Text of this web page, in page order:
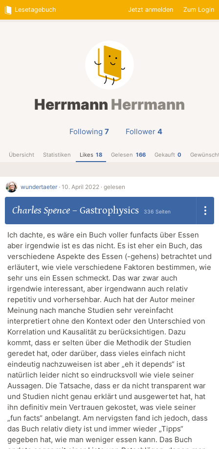
Lesetagebuch Jetzt anmelden Zum Login
Herrmann Herrmann
Following 7 Follower 4
Übersicht Statistiken Likes 18 Gelesen 166 Gekauft 0
wundertaeter · 10. April 2022 · gelesen
Charles Spence– Gastrophysics 336 Seiten
Ich dachte, es wäre ein Buch voller funfacts über Essen
aber irgendwie ist es das nicht. Es ist eher ein Buch, das
verschiedene Aspekte des Essen (-gehens) betrachtet und
erläutert, wie viele verschiedene Faktoren bestimmen, wie
sehr uns ein Essen schmeckt. Das war zwar auch
irgendwie interessant, aber irgendwann auch relativ
repetitiv und vorhersehbar. Auch hat der Autor meiner
Meinung nach manche Studien sehr vereinfacht
interpretiert ohne den Kontext oder den Unterschied von
Korrelation und Kausalität zu berücksichtigen. Dazu
kommt, dass er selten über die Methodik der Studien
geredet hat, oder darüber, dass vieles einfach nicht
eindeutig nachzuweisen ist aber „eh it depends“ ist
natürlich leider nicht so eindrucksvoll wie viele seiner
Aussagen. Die Tatsache, dass er da nicht transparent war
und Studien nicht genau erklärt und ausgewertet hat, hat
ihn definitiv mein Vertrauen gekostet, was viele seiner
„fun facts“ anbelangt. Am nervigsten fand ich jedoch, dass
das Buch relativ diety ist und immer wieder „Tipps“
gegeben hat, wie man weniger essen kann. Das Buch